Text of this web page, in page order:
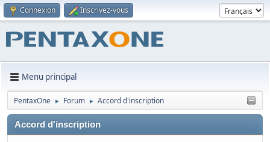
Connexion Inscrivez-vous
Menu principal
PentaxOne ► Forum ► Accord d'inscription
Accord d'inscription